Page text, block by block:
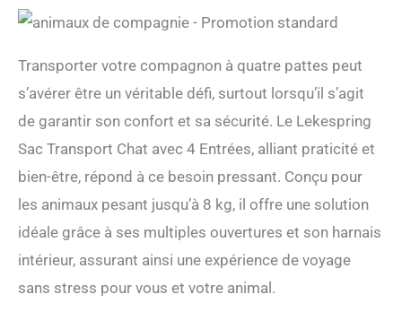
Transporter votre compagnon à quatre pattes peut
s’avérer être un véritable défi, surtout lorsqu’il s’agit
de garantir son confort et sa sécurité. Le Lekespring
Sac Transport Chat avec 4 Entrées, alliant praticité et
bien-être, répond à ce besoin pressant. Conçu pour
les animaux pesant jusqu’à 8 kg, il offre une solution
idéale grâce à ses multiples ouvertures et son harnais
intérieur, assurant ainsi une expérience de voyage
sans stress pour vous et votre animal.